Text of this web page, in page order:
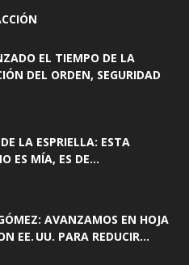
EL TIEMPO DE LA
DEL ORDEN, SEGURIDAD
LA ESPRIELLA: ESTA
ES MÍA, ES DE...
AVANZAMOS EN HOJA
EE. UU. PARA REDUCIR...